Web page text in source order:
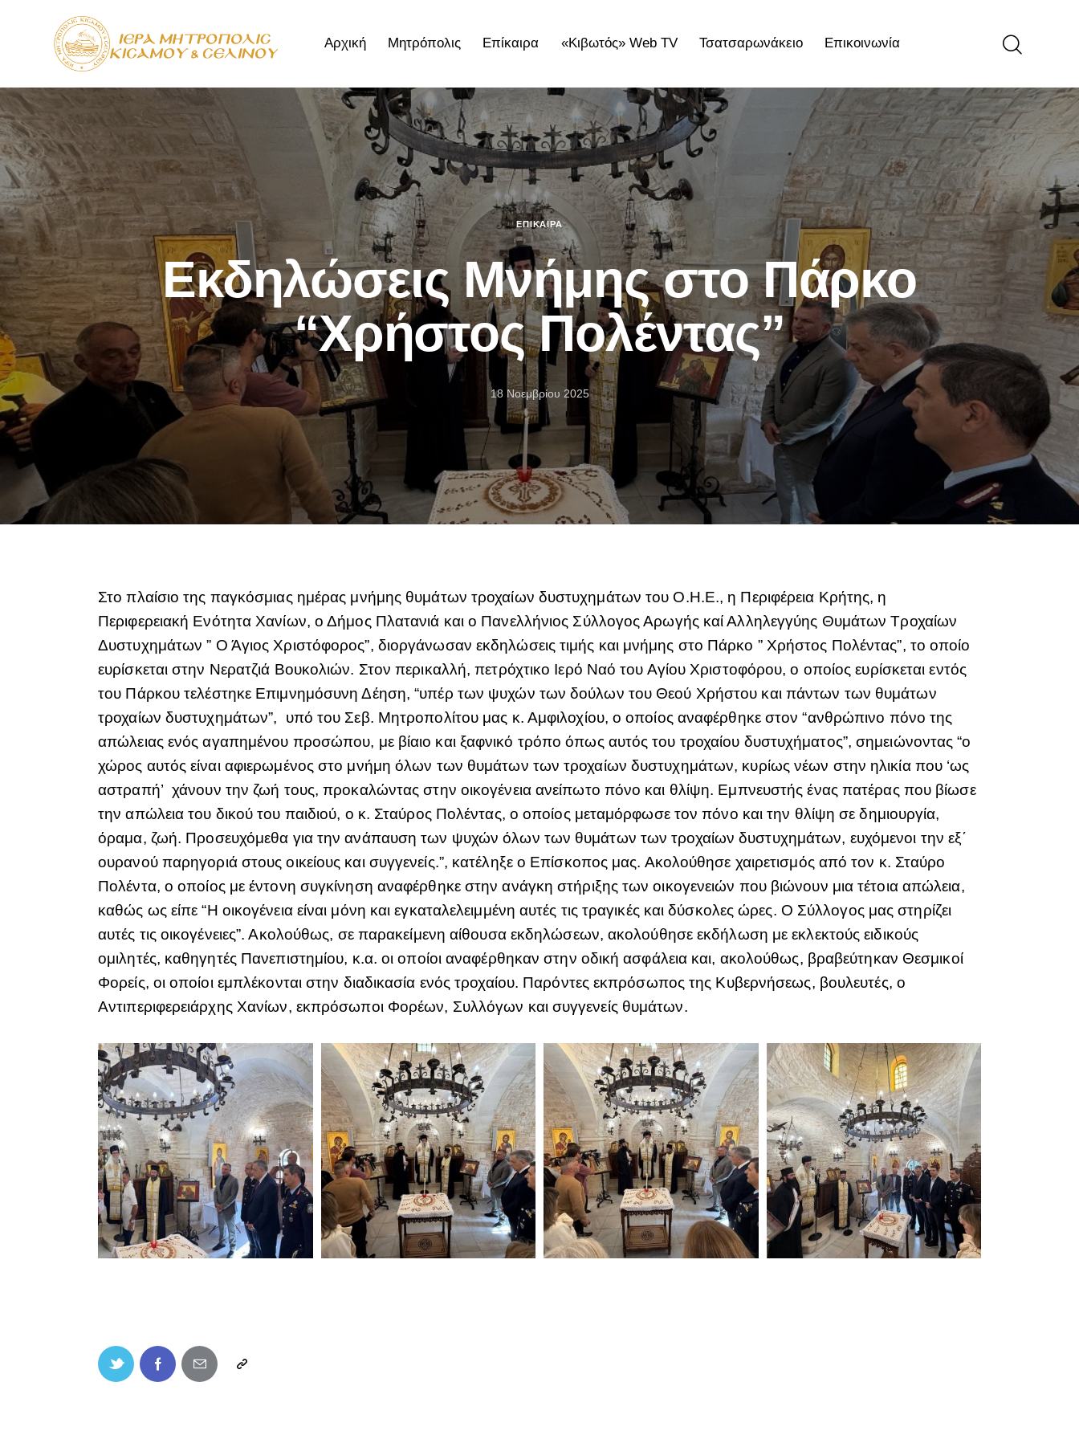
Αρχική Μητρόπολις Επίκαιρα «Κιβωτός» Web TV Τσατσαρωνάκειο Επικοινωνία
Μητρόπολις Επίκαιρα «Κιβωτός» Web TV Τσατσαρωνάκειο Επικοινωνία
ΕΠΊΚΑΙΡΑ
Εκδηλώσεις Μνήμης στο Πάρκο
“Χρήστος Πολέντας”
18 Νοεμβρίου 2025
Στο πλαίσιο της παγκόσμιας ημέρας μνήμης θυμάτων τροχαίων δυστυχημάτων του Ο.Η.Ε., η Περιφέρεια Κρήτης, η
Περιφερειακή Ενότητα Χανίων, ο Δήμος Πλατανιά και ο Πανελλήνιος Σύλλογος Αρωγής καί Αλληλεγγύης Θυμάτων Τροχαίων
Δυστυχημάτων ” Ο Άγιος Χριστόφορος”, διοργάνωσαν εκδηλώσεις τιμής και μνήμης στο Πάρκο ” Χρήστος Πολέντας”, το οποίο
ευρίσκεται στην Νερατζιά Βουκολιών. Στον περικαλλή, πετρόχτικο Ιερό Ναό του Αγίου Χριστοφόρου, ο οποίος ευρίσκεται εντός
του Πάρκου τελέστηκε Επιμνημόσυνη Δέηση, “υπέρ των ψυχών των δούλων του Θεού Χρήστου και πάντων των θυμάτων
τροχαίων δυστυχημάτων”, υπό του Σεβ. Μητροπολίτου μας κ. Αμφιλοχίου, ο οποίος αναφέρθηκε στον “ανθρώπινο πόνο της
απώλειας ενός αγαπημένου προσώπου, με βίαιο και ξαφνικό τρόπο όπως αυτός του τροχαίου δυστυχήματος”, σημειώνοντας “ο
χώρος αυτός είναι αφιερωμένος στο μνήμη όλων των θυμάτων των τροχαίων δυστυχημάτων, κυρίως νέων στην ηλικία που ‘ως
αστραπή’ χάνουν την ζωή τους, προκαλώντας στην οικογένεια ανείπωτο πόνο και θλίψη. Εμπνευστής ένας πατέρας που βίωσε
την απώλεια του δικού του παιδιού, ο κ. Σταύρος Πολέντας, ο οποίος μεταμόρφωσε τον πόνο και την θλίψη σε δημιουργία,
όραμα, ζωή. Προσευχόμεθα για την ανάπαυση των ψυχών όλων των θυμάτων των τροχαίων δυστυχημάτων, ευχόμενοι την εξ΄
ουρανού παρηγοριά στους οικείους και συγγενείς.”, κατέληξε ο Επίσκοπος μας. Ακολούθησε χαιρετισμός από τον κ. Σταύρο
Πολέντα, ο οποίος με έντονη συγκίνηση αναφέρθηκε στην ανάγκη στήριξης των οικογενειών που βιώνουν μια τέτοια απώλεια,
καθώς ως είπε “Η οικογένεια είναι μόνη και εγκαταλελειμμένη αυτές τις τραγικές και δύσκολες ώρες. Ο Σύλλογος μας στηρίζει
αυτές τις οικογένειες”. Ακολούθως, σε παρακείμενη αίθουσα εκδηλώσεων, ακολούθησε εκδήλωση με εκλεκτούς ειδικούς
ομιλητές, καθηγητές Πανεπιστημίου, κ.α. οι οποίοι αναφέρθηκαν στην οδική ασφάλεια και, ακολούθως, βραβεύτηκαν Θεσμικοί
Φορείς, οι οποίοι εμπλέκονται στην διαδικασία ενός τροχαίου. Παρόντες εκπρόσωπος της Κυβερνήσεως, βουλευτές, ο
Αντιπεριφερειάρχης Χανίων, εκπρόσωποι Φορέων, Συλλόγων και συγγενείς θυμάτων.